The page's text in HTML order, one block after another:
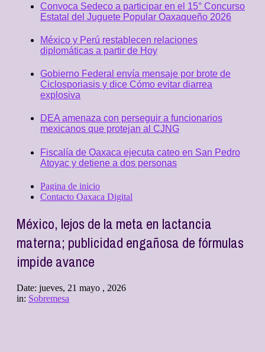
Convoca Sedeco a participar en el 15° Concurso
Estatal del Juguete Popular Oaxaqueño 2026
México y Perú restablecen relaciones
diplomáticas a partir de Hoy
Gobierno Federal envía mensaje por brote de
Ciclosporiasis y dice Cómo evitar diarrea
explosiva
DEA amenaza con perseguir a funcionarios
mexicanos que protejan al CJNG
Fiscalía de Oaxaca ejecuta cateo en San Pedro
Atoyac y detiene a dos personas
Pagina de inicio
Contacto Oaxaca Digital
México, lejos de la meta en lactancia
materna; publicidad engañosa de fórmulas
impide avance
Date: jueves, 21 mayo , 2026
in: Sobremesa